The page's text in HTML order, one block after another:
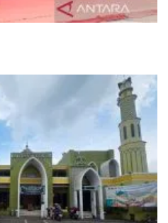
Betawi simbol bakti dan